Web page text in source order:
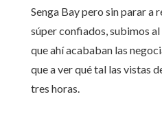
Senga Bay pero sin parar a
súper confiados, subimos
que ahí acababan las
que a ver qué tal las vistas
tres horas.